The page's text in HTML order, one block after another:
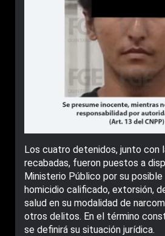
Los cuatro detenidos, junto con
recabadas, fueron puestos a
Ministerio Público por su
homicidio calificado, extorsión,
salud en su modalidad de
otros delitos. En el término
se definirá su situación jurídica.